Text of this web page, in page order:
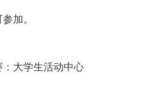
加。
大学生活动中心